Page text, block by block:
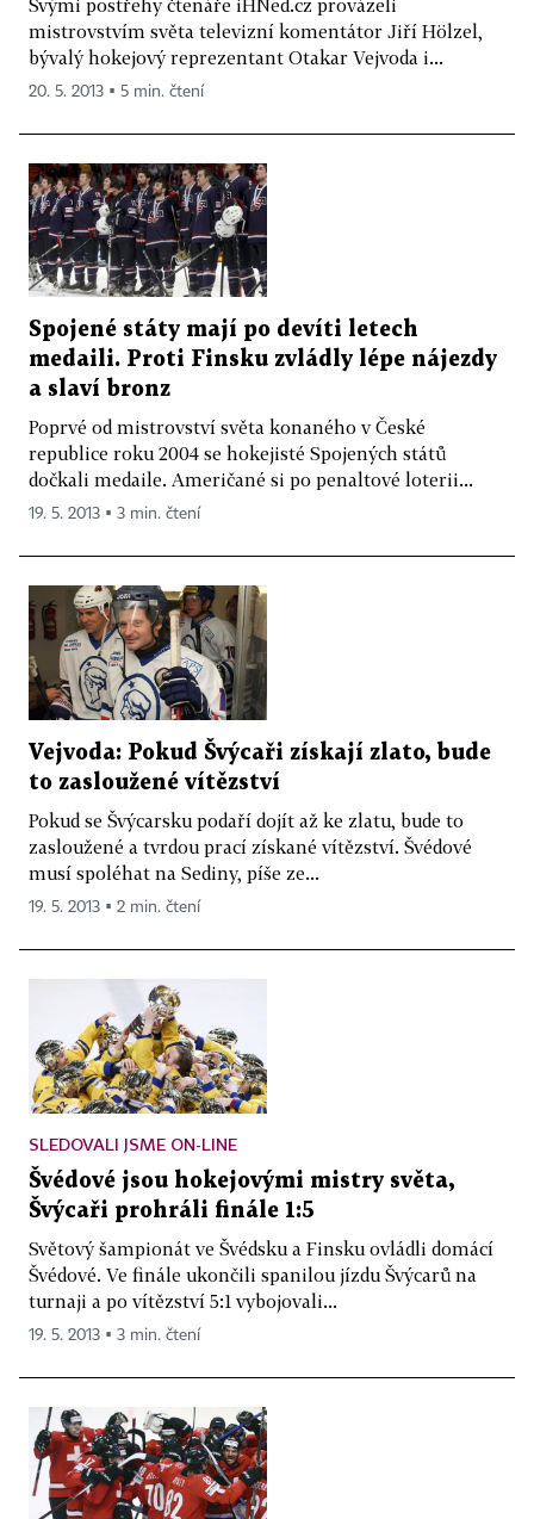
Svými postřehy čtenáře iHNed.cz provázeli
mistrovstvím světa televizní komentátor Jiří Hölzel,
bývalý hokejový reprezentant Otakar Vejvoda i...
20. 5. 2013 ▪ 5 min. čtení
Spojené státy mají po devíti letech
medaili. Proti Finsku zvládly lépe nájezdy
a slaví bronz
Poprvé od mistrovství světa konaného v České
republice roku 2004 se hokejisté Spojených států
dočkali medaile. Američané si po penaltové loterii...
19. 5. 2013 ▪ 3 min. čtení
Vejvoda: Pokud Švýcaři získají zlato, bude
to zasloužené vítězství
Pokud se Švýcarsku podaří dojít až ke zlatu, bude to
zasloužené a tvrdou prací získané vítězství. Švédové
musí spoléhat na Sediny, píše ze...
19. 5. 2013 ▪ 2 min. čtení
SLEDOVALI JSME ON-LINE
Švédové jsou hokejovými mistry světa,
Švýcaři prohráli finále 1:5
Světový šampionát ve Švédsku a Finsku ovládli domácí
Švédové. Ve finále ukončili spanilou jízdu Švýcarů na
turnaji a po vítězství 5:1 vybojovali...
19. 5. 2013 ▪ 3 min. čtení